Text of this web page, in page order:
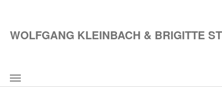
WOLFGANG KLEINBACH & BRIGITTE